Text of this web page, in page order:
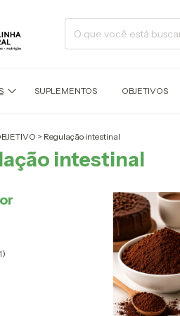
SUPLEMENTOS OBJETIVOS
> Regulação intestinal
intestinal